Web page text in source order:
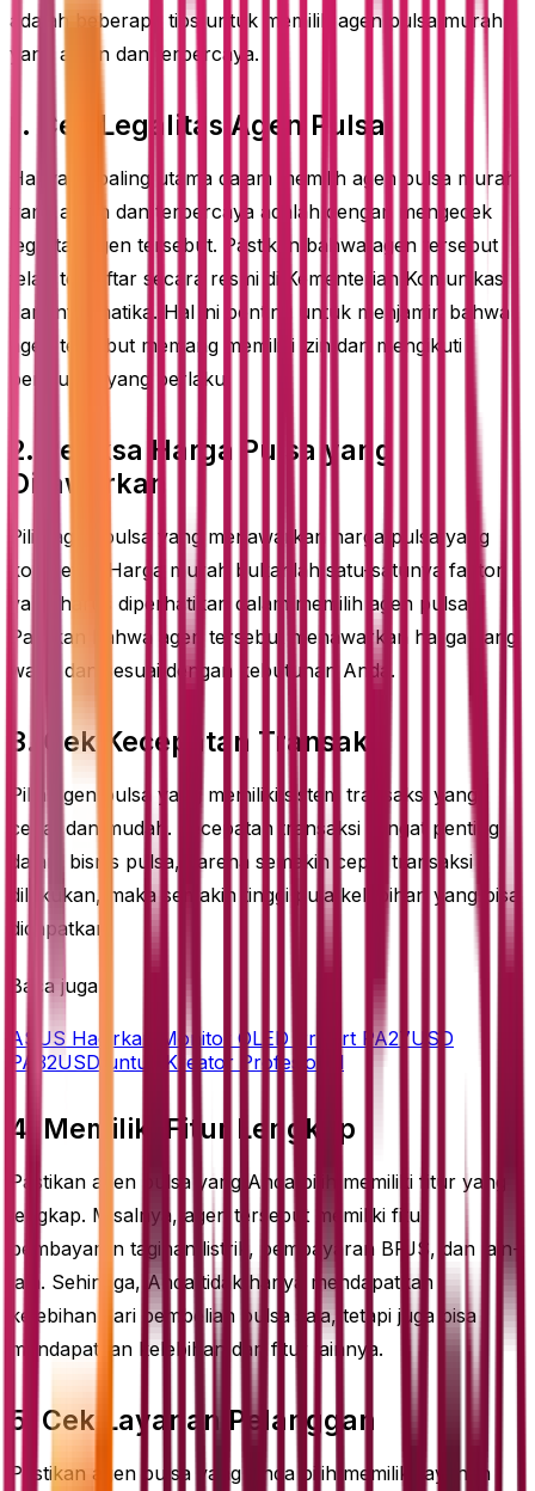
adalah beberapa tips untuk memilih agen pulsa murah
yang aman dan terpercaya.
1. Cek Legalitas Agen Pulsa
Hal yang paling utama dalam memilih agen pulsa murah
yang aman dan terpercaya adalah dengan mengecek
legalitas agen tersebut. Pastikan bahwa agen tersebut
telah terdaftar secara resmi di Kementerian Komunikasi
dan Informatika. Hal ini penting untuk menjamin bahwa
agen tersebut memang memiliki izin dan mengikuti
peraturan yang berlaku.
2. Periksa Harga Pulsa yang
Ditawarkan
Pilih agen pulsa yang menawarkan harga pulsa yang
kompetitif. Harga murah bukanlah satu-satunya faktor
yang harus diperhatikan dalam memilih agen pulsa.
Pastikan bahwa agen tersebut menawarkan harga yang
wajar dan sesuai dengan kebutuhan Anda.
3. Cek Kecepatan Transaksi
Pilih agen pulsa yang memiliki sistem transaksi yang
cepat dan mudah. Kecepatan transaksi sangat penting
dalam bisnis pulsa, karena semakin cepat transaksi
dilakukan, maka semakin tinggi pula kelebihan yang bisa
didapatkan.
Baca juga
ASUS Hadirkan Monitor OLED ProArt PA27USD
PA32USD untuk Kreator Profesional
4. Memiliki Fitur Lengkap
Pastikan agen pulsa yang Anda pilih memiliki fitur yang
lengkap. Misalnya, agen tersebut memiliki fitur
pembayaran tagihan listrik, pembayaran BPJS, dan lain-
lain. Sehingga, Anda tidak hanya mendapatkan
kelebihan dari pembelian pulsa saja, tetapi juga bisa
mendapatkan kelebihan dari fitur lainnya.
5. Cek Layanan Pelanggan
Pastikan agen pulsa yang Anda pilih memiliki layanan